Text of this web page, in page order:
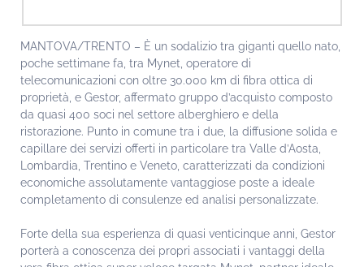
MANTOVA/TRENTO – È un sodalizio tra giganti quello nato,
poche settimane fa, tra Mynet, operatore di
telecomunicazioni con oltre 30.000 km di fibra ottica di
proprietà, e Gestor, affermato gruppo d’acquisto composto
da quasi 400 soci nel settore alberghiero e della
ristorazione. Punto in comune tra i due, la diffusione solida e
capillare dei servizi offerti in particolare tra Valle d’Aosta,
Lombardia, Trentino e Veneto, caratterizzati da condizioni
economiche assolutamente vantaggiose poste a ideale
completamento di consulenze ed analisi personalizzate.
Forte della sua esperienza di quasi venticinque anni, Gestor
porterà a conoscenza dei propri associati i vantaggi della